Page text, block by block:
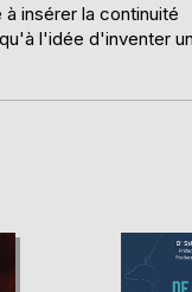
insérer la continuité
l'idée d'inventer